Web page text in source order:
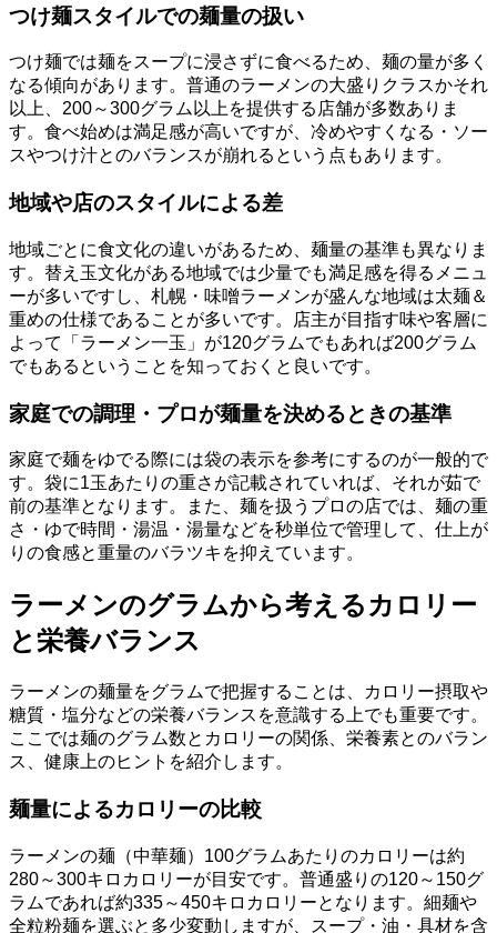
つけ麺スタイルでの麺量の扱い
つけ麺では麺をスープに浸さずに食べるため、麺の量が多く
なる傾向があります。普通のラーメンの大盛りクラスかそれ
以上、200～300グラム以上を提供する店舗が多数ありま
す。食べ始めは満足感が高いですが、冷めやすくなる・ソー
スやつけ汁とのバランスが崩れるという点もあります。
地域や店のスタイルによる差
地域ごとに食文化の違いがあるため、麺量の基準も異なりま
す。替え玉文化がある地域では少量でも満足感を得るメニュ
ーが多いですし、札幌・味噌ラーメンが盛んな地域は太麺＆
重めの仕様であることが多いです。店主が目指す味や客層に
よって「ラーメン一玉」が120グラムでもあれば200グラム
でもあるということを知っておくと良いです。
家庭での調理・プロが麺量を決めるときの基準
家庭で麺をゆでる際には袋の表示を参考にするのが一般的で
す。袋に1玉あたりの重さが記載されていれば、それが茹で
前の基準となります。また、麺を扱うプロの店では、麺の重
さ・ゆで時間・湯温・湯量などを秒単位で管理して、仕上が
りの食感と重量のバラツキを抑えています。
ラーメンのグラムから考えるカロリー
と栄養バランス
ラーメンの麺量をグラムで把握することは、カロリー摂取や
糖質・塩分などの栄養バランスを意識する上でも重要です。
ここでは麺のグラム数とカロリーの関係、栄養素とのバラン
ス、健康上のヒントを紹介します。
麺量によるカロリーの比較
ラーメンの麺（中華麺）100グラムあたりのカロリーは約
280～300キロカロリーが目安です。普通盛りの120～150グ
ラムであれば約335～450キロカロリーとなります。細麺や
全粒粉麺を選ぶと多少変動しますが、スープ・油・具材を含